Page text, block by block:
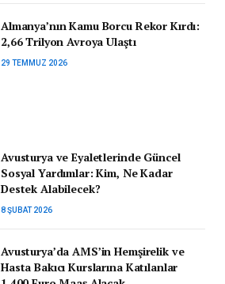
Almanya’nın Kamu Borcu Rekor Kırdı:
2,66 Trilyon Avroya Ulaştı
29 TEMMUZ 2026
Avusturya ve Eyaletlerinde Güncel
Sosyal Yardımlar: Kim, Ne Kadar
Destek Alabilecek?
8 ŞUBAT 2026
Avusturya’da AMS’in Hemşirelik ve
Hasta Bakıcı Kurslarına Katılanlar